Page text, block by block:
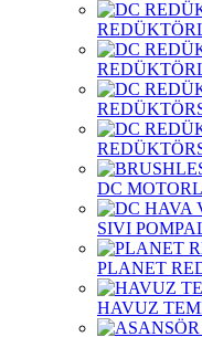
DC
SIVI
PLANET
HAVUZ